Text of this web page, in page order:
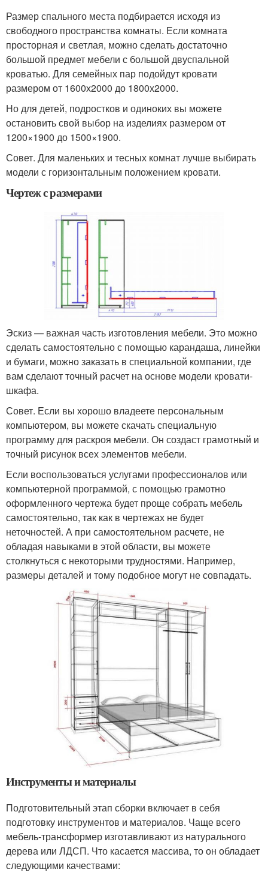
Размер спального места подбирается исходя из
свободного пространства комнаты. Если комната
просторная и светлая, можно сделать достаточно
большой предмет мебели с большой двуспальной
кроватью. Для семейных пар подойдут кровати
размером от 1600х2000 до 1800х2000.
Но для детей, подростков и одиноких вы можете
остановить свой выбор на изделиях размером от
1200×1900 до 1500×1900.
Совет. Для маленьких и тесных комнат лучше выбирать
модели с горизонтальным положением кровати.
Чертеж с размерами
Эскиз — важная часть изготовления мебели. Это можно
сделать самостоятельно с помощью карандаша, линейки
и бумаги, можно заказать в специальной компании, где
вам сделают точный расчет на основе модели кровати-
шкафа.
Совет. Если вы хорошо владеете персональным
компьютером, вы можете скачать специальную
программу для раскроя мебели. Он создаст грамотный и
точный рисунок всех элементов мебели.
Если воспользоваться услугами профессионалов или
компьютерной программой, с помощью грамотно
оформленного чертежа будет проще собрать мебель
самостоятельно, так как в чертежах не будет
неточностей. А при самостоятельном расчете, не
обладая навыками в этой области, вы можете
столкнуться с некоторыми трудностями. Например,
размеры деталей и тому подобное могут не совпадать.
Инструменты и материалы
Подготовительный этап сборки включает в себя
подготовку инструментов и материалов. Чаще всего
мебель-трансформер изготавливают из натурального
дерева или ЛДСП. Что касается массива, то он обладает
следующими качествами: